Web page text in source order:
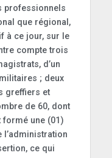
professionnels
que régional,
à ce jour, sur le
compte trois
d’un
; deux
greffiers et
de 60, dont
formé une (01)
ce qui